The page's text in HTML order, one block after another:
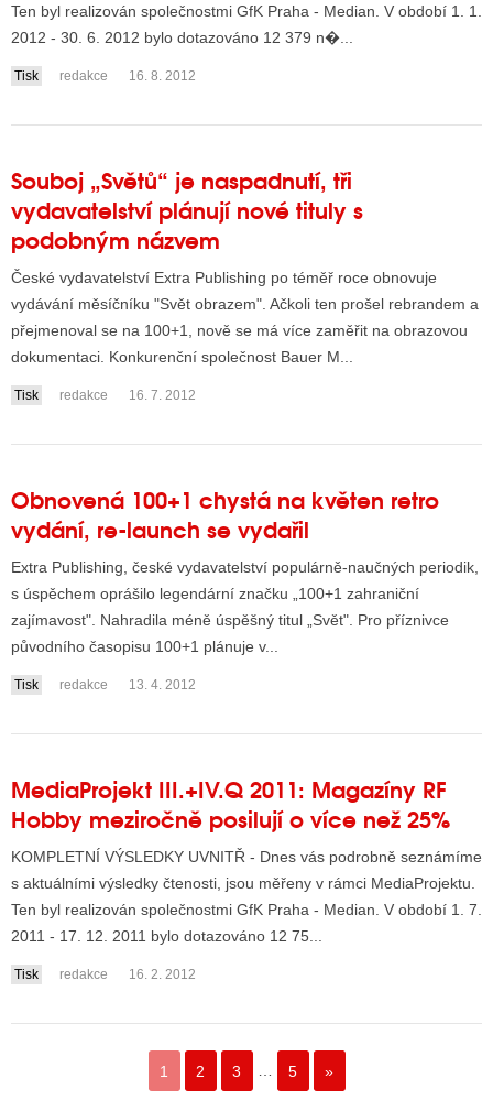
Ten byl realizován společnostmi GfK Praha - Median. V období 1. 1.
2012 - 30. 6. 2012 bylo dotazováno 12 379 n�...
Tisk redakce 16. 8. 2012
Souboj „Světů“ je naspadnutí, tři
vydavatelství plánují nové tituly s
podobným názvem
České vydavatelství Extra Publishing po téměř roce obnovuje
vydávání měsíčníku "Svět obrazem". Ačkoli ten prošel rebrandem a
přejmenoval se na 100+1, nově se má více zaměřit na obrazovou
dokumentaci. Konkurenční společnost Bauer M...
Tisk redakce 16. 7. 2012
Obnovená 100+1 chystá na květen retro
vydání, re-launch se vydařil
Extra Publishing, české vydavatelství populárně-naučných periodik,
s úspěchem oprášilo legendární značku „100+1 zahraniční
zajímavost". Nahradila méně úspěšný titul „Svět". Pro příznivce
původního časopisu 100+1 plánuje v...
Tisk redakce 13. 4. 2012
MediaProjekt III.+IV.Q 2011: Magazíny RF
Hobby meziročně posilují o více než 25%
KOMPLETNÍ VÝSLEDKY UVNITŘ - Dnes vás podrobně seznámíme
s aktuálními výsledky čtenosti, jsou měřeny v rámci MediaProjektu.
Ten byl realizován společnostmi GfK Praha - Median. V období 1. 7.
2011 - 17. 12. 2011 bylo dotazováno 12 75...
Tisk redakce 16. 2. 2012
1 2 3 5 »